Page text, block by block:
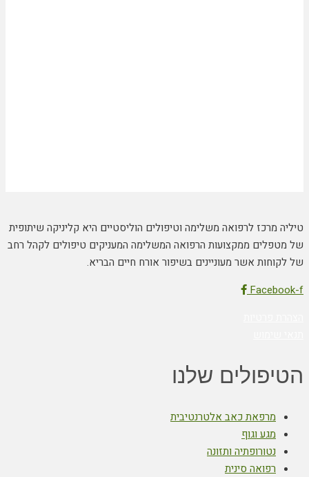
טיליה מרכז לרפואה משלימה וטיפולים הוליסטיים היא קליניקה שיתופית
של מטפלים ממקצועות הרפואה המשלימה המעניקים טיפולים לקהל רחב
של לקוחות אשר מעוניינים בשיפור אורח חיים הבריא.
Facebook-f
הטיפולים שלנו
מרפאת כאב אלטרנטיבית
מגע וגוף
נטורופתיה ותזונה
רפואה סינית